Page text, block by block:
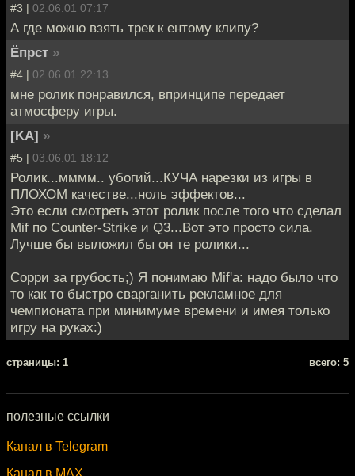
#3 | 02.06.01 07:17
А где можно взять трек к ентому клипу?
Ёпрст »
#4 | 02.06.01 22:13
мне ролик понравился, впринципе передает
атмосферу игры.
[KA] »
#5 | 03.06.01 18:12
Ролик...мммм.. убогий...КУЧА нарезки из игры в
ПЛОХОМ качестве...ноль эффектов...
Это если смотреть этот ролик после того что сделал
Mif по Counter-Strike и Q3...Вот это просто сила.
Лучше бы выложил бы он те ролики...
Сорри за грубость;) Я понимаю Mif'a: надо было что
то как то быстро сварганить рекламное для
чемпионата при минимуме времени и имея только
игру на руках:)
cтраницы: 1 всего: 5
полезные ссылки
Канал в Telegram
Канал в MAX